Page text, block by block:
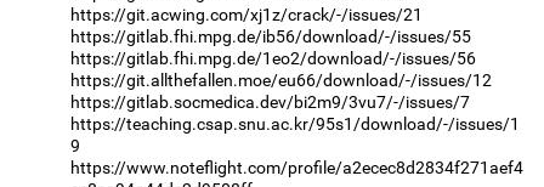
https://git.acwing.com/xj1z/crack/-/issues/21
https://gitlab.fhi.mpg.de/ib56/download/-/issues/55
https://gitlab.fhi.mpg.de/1eo2/download/-/issues/56
https://git.allthefallen.moe/eu66/download/-/issues/12
https://gitlab.socmedica.dev/bi2m9/3vu7/-/issues/7
https://teaching.csap.snu.ac.kr/95s1/download/-/issues/1
9
https://www.noteflight.com/profile/a2ecec8d2834f271aef4